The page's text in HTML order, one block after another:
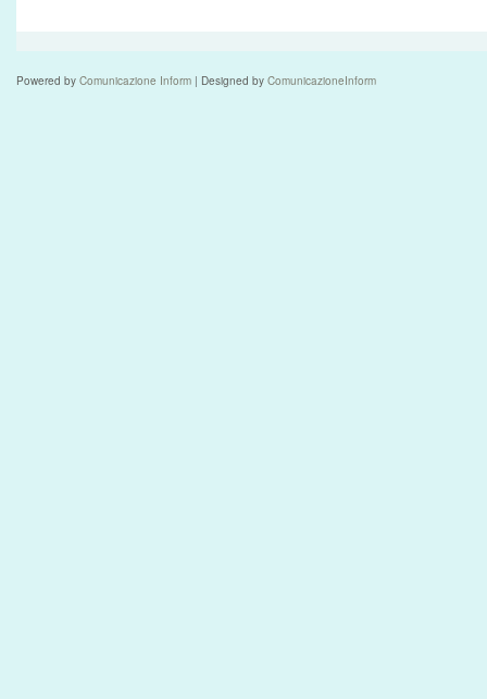
Powered by Comunicazione Inform | Designed by ComunicazioneInform